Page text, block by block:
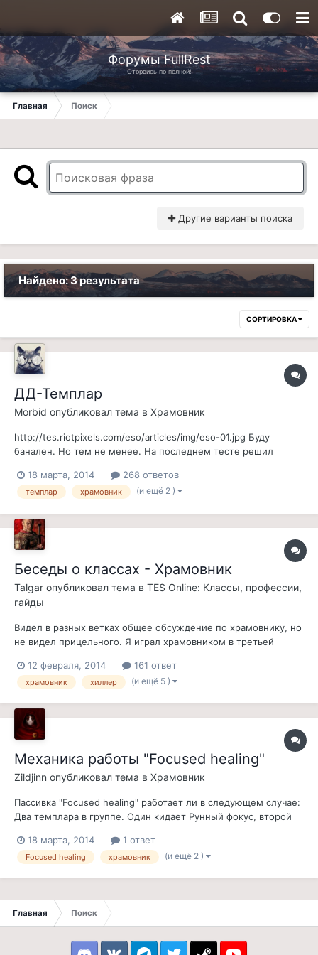
Форумы FullRest
Оторвись по полной!
Главная Поиск
Другие варианты поиска
Найдено: 3 результата
СОРТИРОВКА
ДД-Темплар
Morbid опубликовал тема в Храмовник
http://tes.riotpixels.com/eso/articles/img/eso-01.jpg Буду
банален. Но тем не менее. На последнем тесте решил
стамины. Что из этого вышло? Рассказываю. Мне
совершенно не хотелось выдумывать что-то нестандартное
18 марта, 2014 268 ответов
темплар храмовник (и ещё 2 )
Беседы о классах - Храмовник
Talgar опубликовал тема в TES Online: Классы, профессии,
гайды
Видел в разных ветках общее обсуждение по храмовнику, но
не видел прицельного. Я играл храмовником в третьей
броне (хеви, медиум, лайт) с двуручным мечом (только из
эстетики). Затем открыл пасивки и понял, что если я хочу
12 февраля, 2014 161 ответ
храмовник хиллер (и ещё 5 )
Механика работы "Focused healing"
Zildjinn опубликовал тема в Храмовник
Пассивка "Focused healing" работает ли в следующем случае:
Два темплара в группе. Один кидает Рунный фокус, второй
целям, стоящим в зоне Рунного фокуса первого темплара?
Или хил усиливается только если хилишь тех, кто стоит в
18 марта, 2014 1 ответ
Focused healing храмовник (и ещё 2 )
Главная Поиск